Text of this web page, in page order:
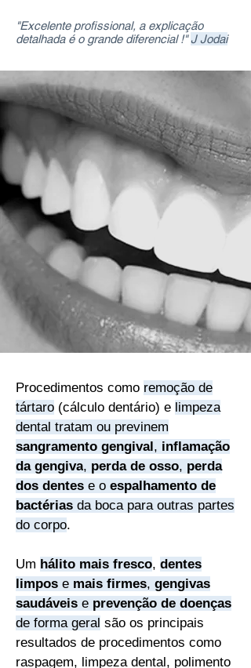
"Excelente profissional, a explicação
detalhada é o grande diferencial !"J Jodai
Procedimentos como remoção de
tártaro (cálculo dentário) e limpeza
dental tratam ou previnem
sangramento gengival, inflamação
da gengiva, perda de osso, perda
dos dentes e o espalhamento de
bactérias da boca para outras partes
do corpo.
Um hálito mais fresco, dentes
limpos e mais firmes, gengivas
saudáveis e prevenção de doenças
de forma geral são os principais
resultados de procedimentos como
raspagem, limpeza dental, polimento